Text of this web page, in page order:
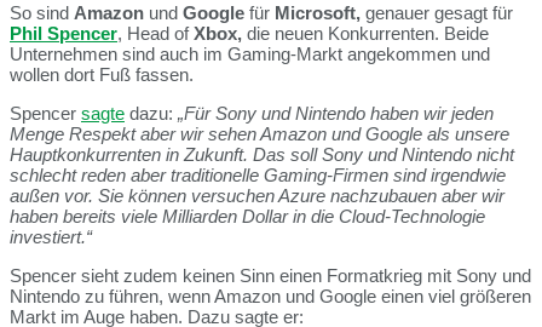
So sind Amazon und Google für Microsoft, genauer gesagt für
Phil Spencer, Head ofXbox, die neuen Konkurrenten. Beide
Unternehmen sind auch im Gaming-Markt angekommen und
wollen dort Fuß fassen.
Spencer sagte dazu: „Für Sony und Nintendo haben wir jeden
Menge Respekt aber wir sehen Amazon und Google als unsere
Hauptkonkurrenten in Zukunft. Das soll Sony und Nintendo nicht
schlecht reden aber traditionelle Gaming-Firmen sind irgendwie
außen vor. Sie können versuchen Azure nachzubauen aber wir
haben bereits viele Milliarden Dollar in die Cloud-Technologie
investiert.“
Spencer sieht zudem keinen Sinn einen Formatkrieg mit Sony und
Nintendo zu führen, wenn Amazon und Google einen viel größeren
Markt im Auge haben. Dazu sagte er: